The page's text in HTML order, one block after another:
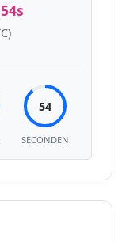
54
SECONDEN